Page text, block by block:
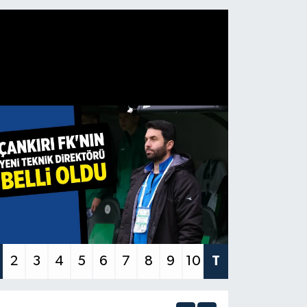
2 3 4 5 6 7 8 9 10 T